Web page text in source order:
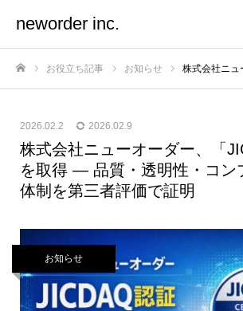
neworder inc.
お役立ち記事 お知らせ 株式会社ニューオーダー、「JICDAQ認証」
2026.02.2 2026.02.9
株式会社ニューオーダー、「
を取得 — 品質・透明性・コン
体制を第三者評価で証明
お知らせ